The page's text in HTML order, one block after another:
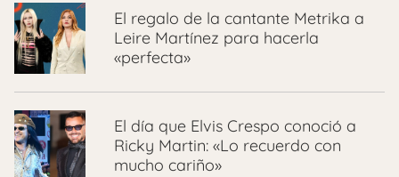
El regalo de la cantante Metrika a
Leire Martínez para hacerla
«perfecta»
El día que Elvis Crespo conoció a
Ricky Martin: «Lo recuerdo con
mucho cariño»